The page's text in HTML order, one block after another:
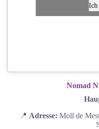
Ich
Nomad
📍 Adresse: Moll de